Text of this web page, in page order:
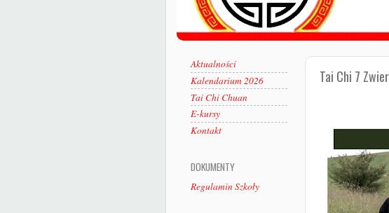
Tai Chi 7
Aktualności
Kalendarium 2026
Tai Chi Chuan
E-kursy
Kontakt
DOKUMENTY
Regulamin Szkoły